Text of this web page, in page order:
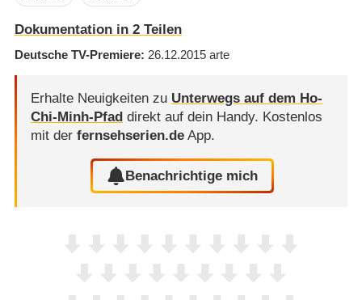
Dokumentation in 2 Teilen
Deutsche TV-Premiere 26.12.2015 arte
Erhalte Neuigkeiten zu Unterwegs auf dem Ho-
Chi-Minh-Pfad direkt auf dein Handy. Kostenlos
mit der fernsehserien.deApp.
Benachrichtige mich